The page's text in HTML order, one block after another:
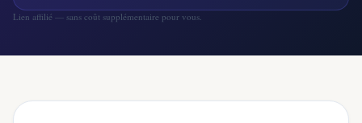
Lien affilié — sans coût supplémentaire pour vous.